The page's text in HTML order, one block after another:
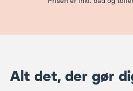
fællessang. Vi nyder gode
tid til refleksion, mens vi mærker